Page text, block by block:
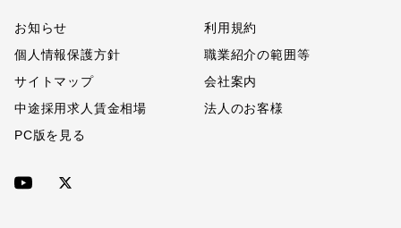
お知らせ
利用規約
個人情報保護方針
職業紹介の範囲等
サイトマップ
会社案内
中途採用求人賃金相場
法人のお客様
PC版を見る